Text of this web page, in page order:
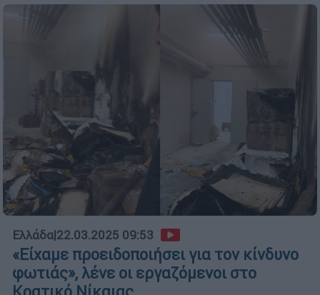
Ελλάδα|22.03.2025 09:53
«Είχαμε προειδοποιήσει για τον κίνδυνο
φωτιάς», λένε οι εργαζόμενοι στο